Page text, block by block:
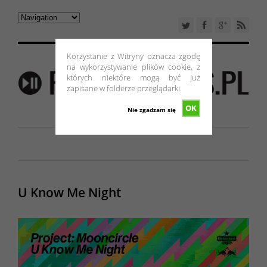
Korzystanie z Witryny oznacza zgodę
na wykorzystywanie plików cookie, z
których niektóre mogą być już
zapisane w folderze przeglądarki.
OK
Nie zgadzam się
U Know Me Night